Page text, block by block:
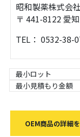
昭和製薬株式会社
〒 441-8122 愛
TEL： 0532-38-
最小ロット
最小見積もり金額
OEM商品の詳細